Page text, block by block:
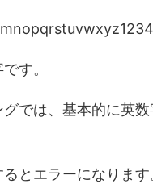
す。
では、基本的に英
とエラーになります